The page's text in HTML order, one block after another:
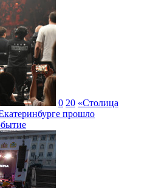
0 20 «Столица
прошло